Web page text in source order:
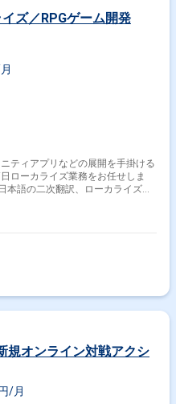
ズ／RPGゲーム開発
ティアプリなどの展開を手掛ける
ローカライズ業務をお任せしま
語の二次翻訳、ローカライズ／
トルに関わってみたい方
規オンライン対戦アクシ
/月